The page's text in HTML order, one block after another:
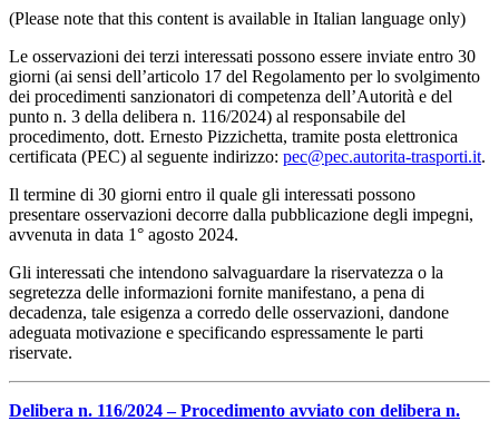
(Please note that this content is available in Italian language only)
Le osservazioni dei terzi interessati possono essere inviate entro 30
giorni (ai sensi dell’articolo 17 del Regolamento per lo svolgimento
dei procedimenti sanzionatori di competenza dell’Autorità e del
punto n. 3 della delibera n. 116/2024) al responsabile del
procedimento, dott. Ernesto Pizzichetta, tramite posta elettronica
certificata (PEC) al seguente indirizzo: pec@pec.autorita-trasporti.it.
Il termine di 30 giorni entro il quale gli interessati possono
presentare osservazioni decorre dalla pubblicazione degli impegni,
avvenuta in data 1° agosto 2024.
Gli interessati che intendono salvaguardare la riservatezza o la
segretezza delle informazioni fornite manifestano, a pena di
decadenza, tale esigenza a corredo delle osservazioni, dandone
adeguata motivazione e specificando espressamente le parti
riservate.
Delibera n. 116/2024 – Procedimento avviato con delibera n.